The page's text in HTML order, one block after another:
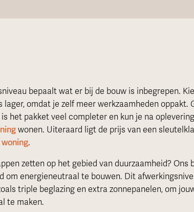
bepaalt wat er bij de bouw is inbegrepen.
lager, omdat je zelf meer werkzaamheden oppakt.
is het pakket veel completer en kun je na
wonen. Uiteraard ligt de prijs van een
.
zetten op het gebied van duurzaamheid? Ons
om energieneutraal te bouwen. Dit
triple beglazing en extra zonnepanelen, om
te maken.